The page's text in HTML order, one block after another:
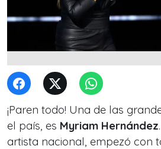
¡Paren todo! Una de las
el país, es Myriam Hernández
artista nacional, empezó con